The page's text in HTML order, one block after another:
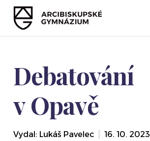
Skip
main
Debatování
v Opavě
Vydal: Lukáš Pavelec 16. 10. 2023